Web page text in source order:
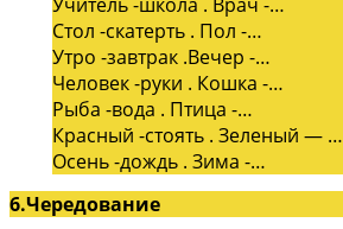
Стол -скатерть . Пол -…
Утро -завтрак .Вечер -…
Человек -руки . Кошка -…
Рыба -вода . Птица -…
Красный -стоять . Зеленый — …
Осень -дождь . Зима -…
6.Чередование